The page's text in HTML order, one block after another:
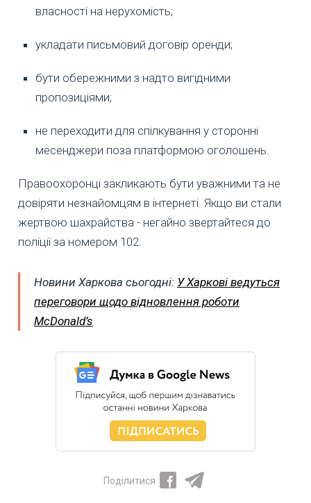
власності на нерухомість;
укладати письмовий договір оренди;
бути обережними з надто вигідними
пропозиціями;
не переходити для спілкування у сторонні
месенджери поза платформою оголошень.
Правоохоронці закликають бути уважними та не
довіряти незнайомцям в інтернеті. Якщо ви стали
жертвою шахрайства - негайно звертайтеся до
поліції за номером 102.
Новини Харкова сьогодні: У Харкові ведуться
переговори щодо відновлення роботи
McDonald’s
Поділитися